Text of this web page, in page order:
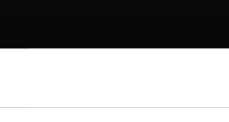
Sports Active
stand, har vi denne 2016-